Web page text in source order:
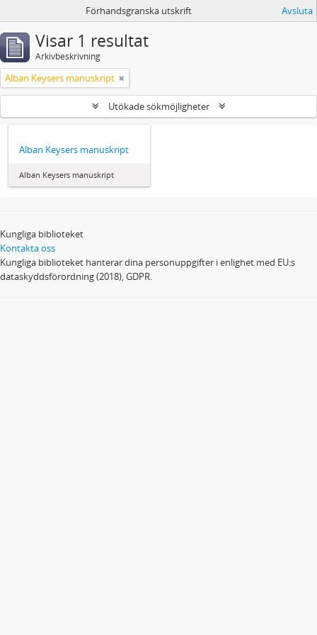
Förhandsgranska utskrift Avsluta
Visar 1 resultat
Arkivbeskrivning
Alban Keysers manuskript
Utökade sökmöjligheter
Alban Keysers manuskript
Alban Keysers manuskript
Kungliga biblioteket
Kontakta oss
Kungliga biblioteket hanterar dina personuppgifter i enlighet med EU:s
dataskyddsförordning (2018), GDPR.